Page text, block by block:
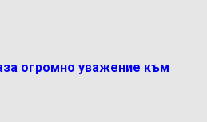
огромно уважение към